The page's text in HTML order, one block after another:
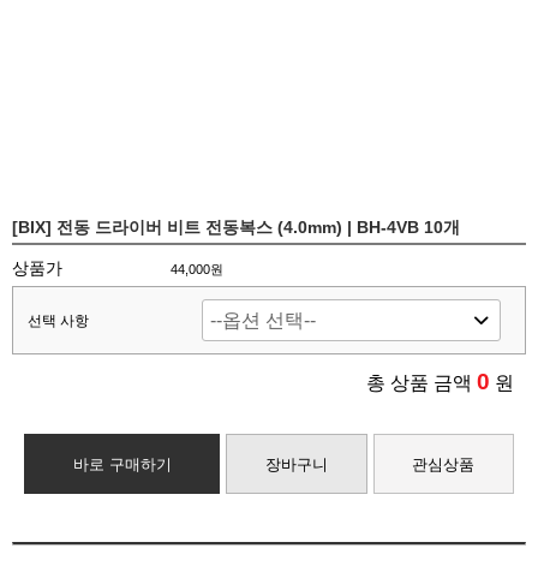
[BIX] 전동 드라이버 비트 전동복스 (4.0mm) | BH-4VB 10개
상품가 44,000원
선택 사항
총 상품 금액 0 원
바로 구매하기 장바구니 관심상품